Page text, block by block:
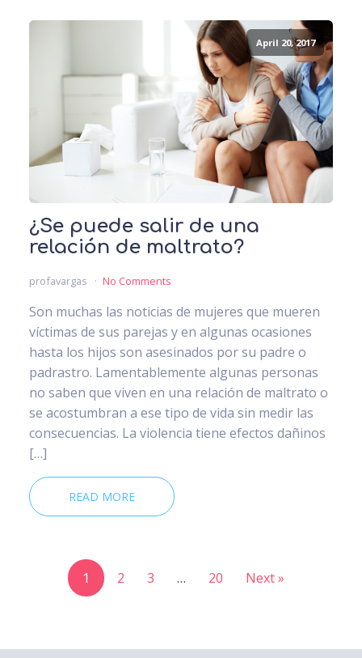
April 20, 2017
¿Se puede salir de una
relación de maltrato?
profavargas No Comments
Son muchas las noticias de mujeres que mueren
víctimas de sus parejas y en algunas ocasiones
hasta los hijos son asesinados por su padre o
padrastro. Lamentablemente algunas personas
no saben que viven en una relación de maltrato o
se acostumbran a ese tipo de vida sin medir las
consecuencias. La violencia tiene efectos dañinos
[…]
READ MORE
1 2 3 … 20 Next »